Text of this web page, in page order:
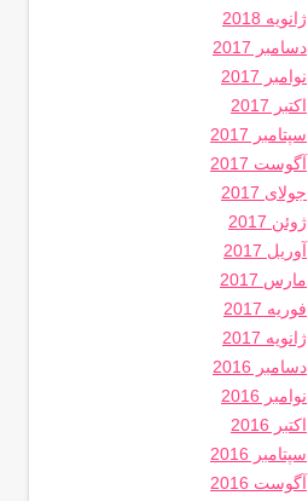
ژانویه 2018
دسامبر 2017
نوامبر 2017
اکتبر 2017
سپتامبر 2017
آگوست 2017
جولای 2017
ژوئن 2017
آوریل 2017
مارس 2017
فوریه 2017
ژانویه 2017
دسامبر 2016
نوامبر 2016
اکتبر 2016
سپتامبر 2016
آگوست 2016